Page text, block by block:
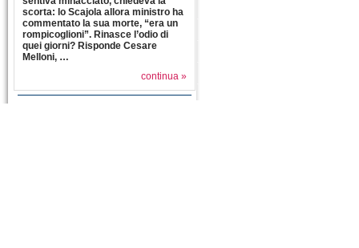
scorta: lo Scajola allora ministro ha
commentato la sua morte, “era un
rompicoglioni”. Rinasce l’odio di
quei giorni? Risponde Cesare
Melloni, …
continua »